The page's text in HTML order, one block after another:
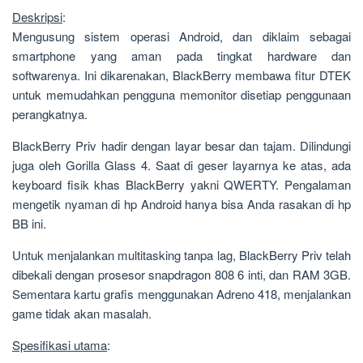
Deskripsi:
Mengusung sistem operasi Android, dan diklaim sebagai
smartphone yang aman pada tingkat hardware dan
softwarenya. Ini dikarenakan, BlackBerry membawa fitur DTEK
untuk memudahkan pengguna memonitor disetiap penggunaan
perangkatnya.
BlackBerry Priv hadir dengan layar besar dan tajam. Dilindungi
juga oleh Gorilla Glass 4. Saat di geser layarnya ke atas, ada
keyboard fisik khas BlackBerry yakni QWERTY. Pengalaman
mengetik nyaman di hp Android hanya bisa Anda rasakan di hp
BB ini.
Untuk menjalankan multitasking tanpa lag, BlackBerry Priv telah
dibekali dengan prosesor snapdragon 808 6 inti, dan RAM 3GB.
Sementara kartu grafis menggunakan Adreno 418, menjalankan
game tidak akan masalah.
Spesifikasi utama: